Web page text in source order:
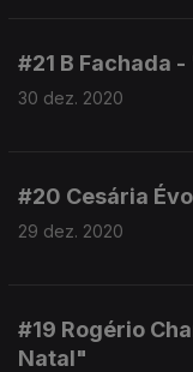
#21 B Fachada
30 dez. 2020
#20 Cesária
29 dez. 2020
#19 Rogério
Natal"